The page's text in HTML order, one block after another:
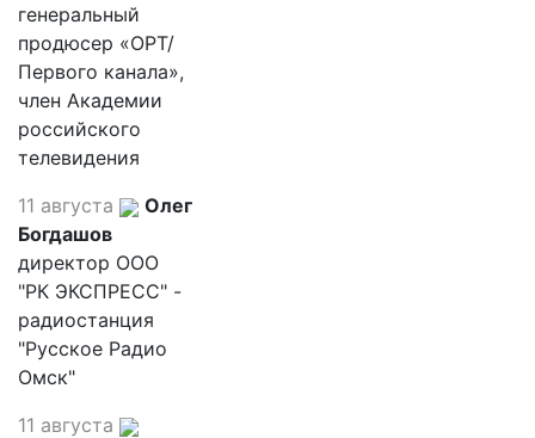
генеральный
продюсер «ОРТ/
Первого канала»,
член Академии
российского
телевидения
11 августа
Олег
Богдашов
директор ООО
"РК ЭКСПРЕСС" -
радиостанция
"Русское Радио
Омск"
11 августа